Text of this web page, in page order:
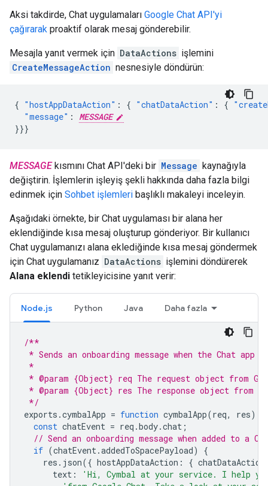
Aksi takdirde, Chat uygulamaları Google Chat API'yi
çağırarak proaktif olarak mesaj gönderebilir.
Mesajla yanıt vermek için DataActions işlemini
CreateMessageAction nesnesiyle döndürün:
{ "hostAppDataAction" : { "chatDataAction" : {
"message" :
MESSAGE
}}}
MESSAGEkısmını Chat API'deki bir Message kaynağıyla
değiştirin. İşlemlerin işleyiş şekli hakkında daha fazla bilgi
edinmek için Sohbet işlemleri başlıklı makaleyi inceleyin.
Aşağıdaki örnekte, bir Chat uygulaması bir alana her
eklendiğinde kısa mesaj oluşturup gönderiyor. Bir kullanıcı
Chat uygulamanızı alana eklediğinde kısa mesaj göndermek
için Chat uygulamanız DataActions işlemini döndürerek
Alana eklendi tetikleyicisine yanıt verir:
Node.js Python Java Daha fazla
/**
* Sends an onboarding message when the Chat app
*
* @param {Object} req The request object from
* @param {Object} res The response object from
*/
exports .cymbalApp = function cymbalApp(req, res)
const chatEvent = req .body.chat ;
// Send an onboarding message when added to a
if (chatEvent.addedToSpacePayload)
{
res . json({ hostAppDataAction : { chatDataAction
text :
'Hi, Cymbal at your service. I help